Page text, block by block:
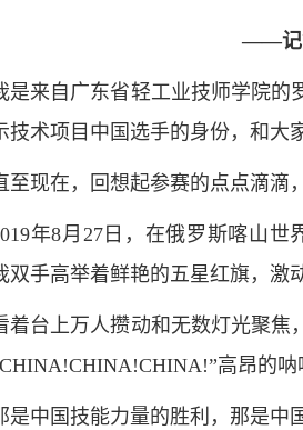
——记
是来自广东省轻工业技师学院的
技术项目中国选手的身份，和大
至现在，回想起参赛的点点滴滴
年8月27日，在俄罗斯喀山
双手高举着鲜艳的五星红旗，激
着台上万人攒动和无数灯光聚焦
高昂的
是中国技能力量的胜利，那是中